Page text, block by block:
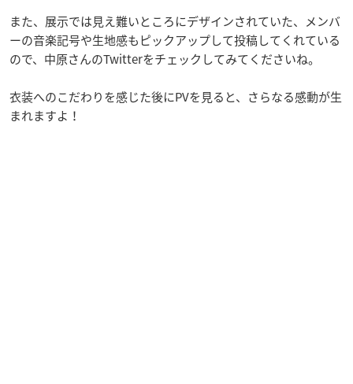
また、展示では見え難いところにデザインされていた、メンバ
ーの音楽記号や生地感もピックアップして投稿してくれている
ので、中原さんのTwitterをチェックしてみてくださいね。
衣装へのこだわりを感じた後にPVを見ると、さらなる感動が生
まれますよ！